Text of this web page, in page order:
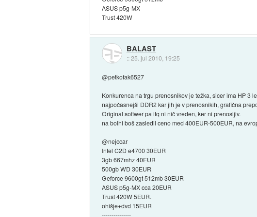
ASUS p5g-MX
Trust 420W
BALAST
::25. jul 2010, 19:25
@petkofak6527
Konkurenca na trgu prenosnikov je težka, sicer ima HP 3
najpočasnejši DDR2 kar jih je v prenosnikih, grafična
Original softwer pa itq ni nič vreden, ker ni prenosljiv.
na bolhi boš zasledil ceno med 400EUR-500EUR, na
@nejccar
Intel C2D e4700 30EUR
3gb 667mhz 40EUR
500gb WD 30EUR
Geforce 9600gt 512mb 30EUR
ASUS p5g-MX cca 20EUR
Trust 420W 5EUR.
ohišje+dvd 15EUR
---------------